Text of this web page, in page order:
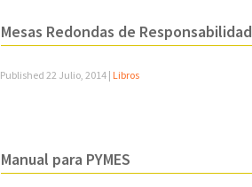
Mesas Redondas de
Published 22 Julio, 2014 | Libros
Manual para PYMES